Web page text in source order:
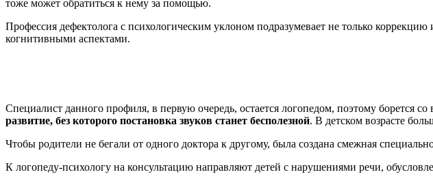
тоже может обратиться к нему за помощью.
Профессия дефектолога с психологическим уклоном подразумевает не только
когнитивными аспектами.
Специалист данного профиля, в первую очередь, остается логопедом, поэтому борется
развитие, без которого постановка звуков станет бесполезной. В детском возрасте
Чтобы родители не бегали от одного доктора к другому, была создана смежная
К логопеду-психологу на консультацию направляют детей с нарушениями речи,